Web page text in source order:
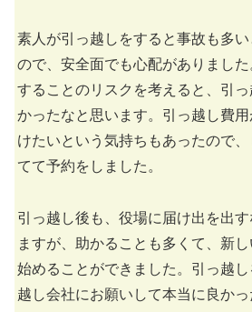
素人が引っ越しをすると事故も多
ので、安全面でも心配がありまし
することのリスクを考えると、引
かったなと思います。引っ越し費
けたいという気持ちもあったので
てて予約をしました。
引っ越し後も、役場に届け出を出
ますが、助かることも多くて、新
始めることができました。引っ越
越し会社にお願いして本当に良かっ